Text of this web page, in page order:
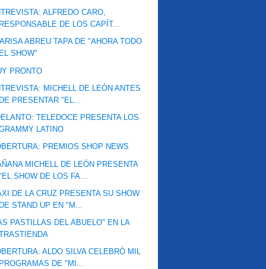
ALFREDO CARO,
DE LOS CAPÍT...
ABREU TAPA DE "AHORA TODO
SHOW"
PRONTO
MICHELL DE LEÓN ANTES
PRESENTAR "EL...
TELEDOCE PRESENTA LOS
LATINO
PREMIOS SHOP NEWS
MICHELL DE LEÓN PRESENTA
SHOW DE LOS FA...
DE LA CRUZ PRESENTA SU SHOW
STAND UP EN "M...
PASTILLAS DEL ABUELO" EN LA
ALDO SILVA CELEBRÓ MIL
DE "MI...